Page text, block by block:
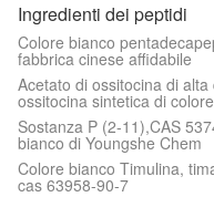
Ingredienti dei peptidi
Colore bianco
fabbrica cinese affidabile
Acetato di ossitocina di
ossitocina sintetica di
Sostanza P (2-11),CAS
bianco di Youngshe Chem
Colore bianco Timulina,
cas 63958-90-7